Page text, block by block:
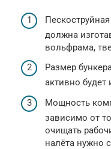
должна
вольфрама,
Размер
активно будет
Мощность
зависимо от
очищать
налёта нужно